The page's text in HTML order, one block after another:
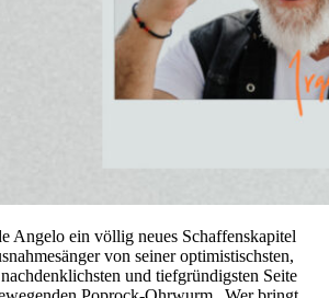
Angelo ein völlig neues Schaffenskapitel
von seiner optimistischsten,
und tiefgründigsten Seite